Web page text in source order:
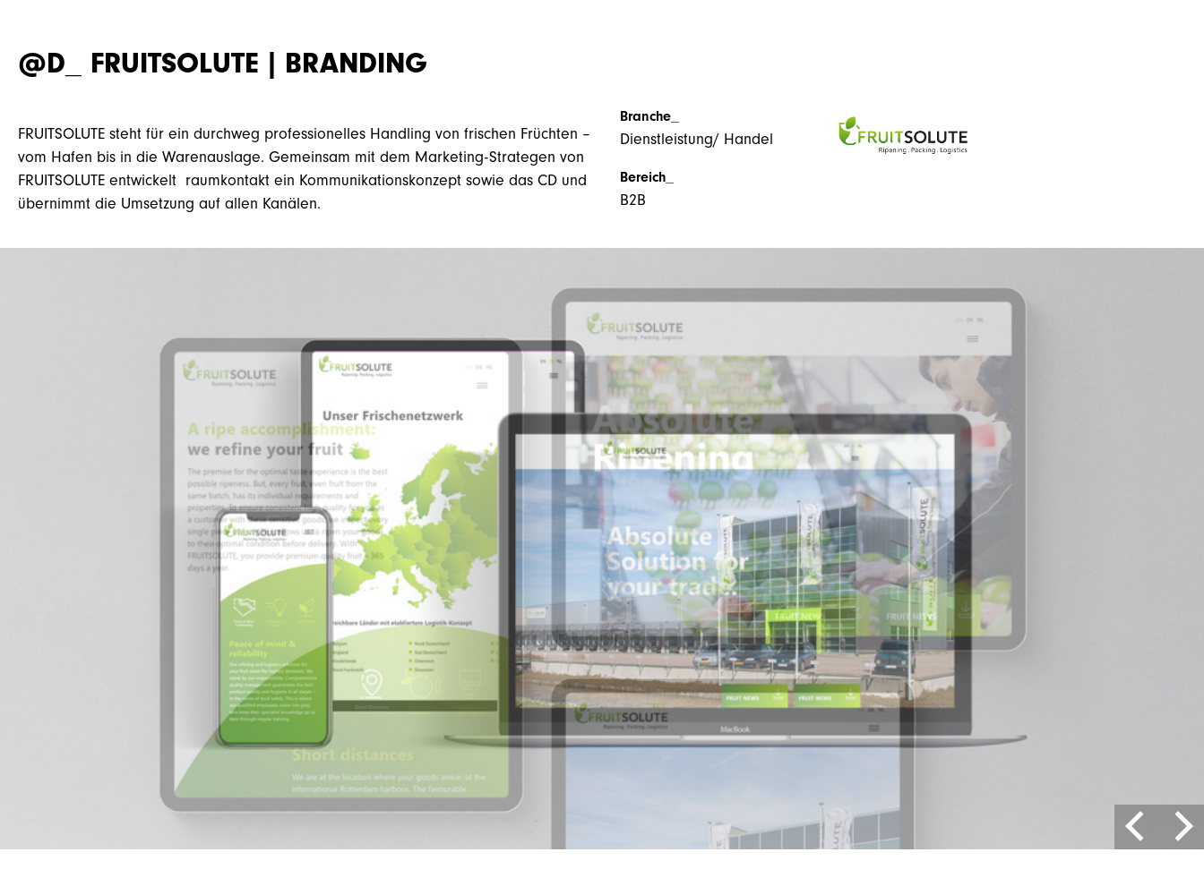
@D_ FRUITSOLUTE | BRANDING
FRUITSOLUTE steht für ein durchweg professionelles Handling von frischen Früchten –
vom Hafen bis in die Warenauslage. Gemeinsam mit dem Marketing-Strategen von
FRUITSOLUTE entwickelt raumkontakt ein Kommunikationskonzept sowie das CD und
übernimmt die Umsetzung auf allen Kanälen.
Branche_
Dienstleistung/ Handel
Bereich_
B2B